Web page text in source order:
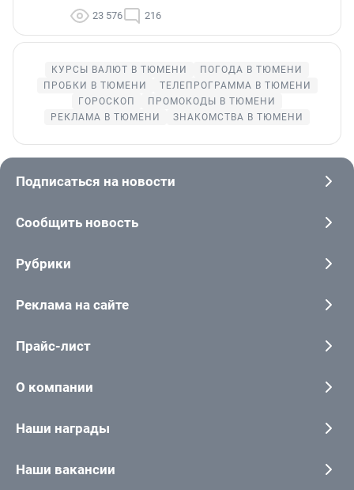
23 576 216
КУРСЫ ВАЛЮТ В ТЮМЕНИ
ПОГОДА В ТЮМЕНИ
ПРОБКИ В ТЮМЕНИ
ТЕЛЕПРОГРАММА В ТЮМЕНИ
ГОРОСКОП
ПРОМОКОДЫ В ТЮМЕНИ
РЕКЛАМА В ТЮМЕНИ
ЗНАКОМСТВА В ТЮМЕНИ
Подписаться на новости
Сообщить новость
Рубрики
Реклама на сайте
Прайс-лист
О компании
Наши награды
Наши вакансии